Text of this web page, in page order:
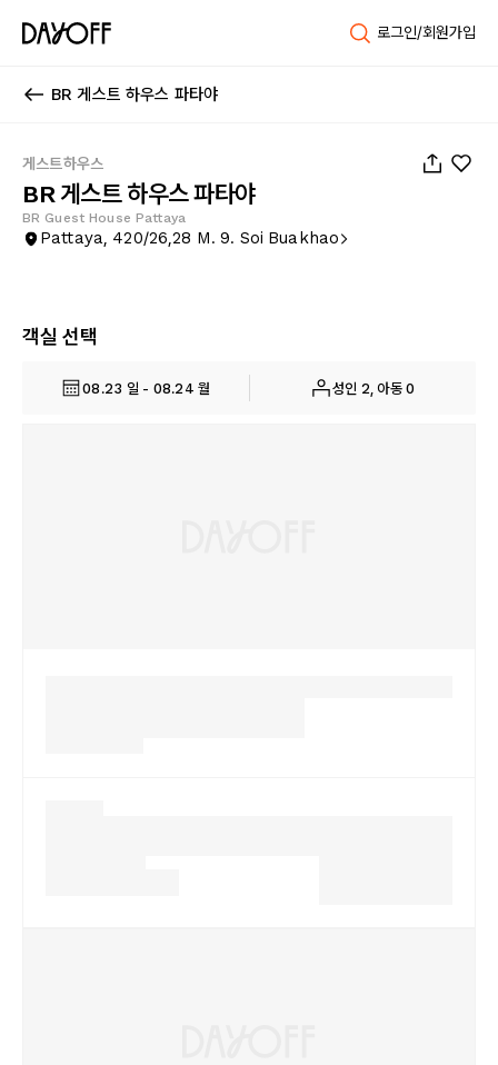
로그인/회원가입
BR 게스트 하우스 파타야
게스트하우스
BR 게스트 하우스 파타야
BR Guest House Pattaya
Pattaya, 420/26,28 M. 9. Soi Buakhao
객실 선택
08.23 일 - 08.24 월 성인 2, 아동 0